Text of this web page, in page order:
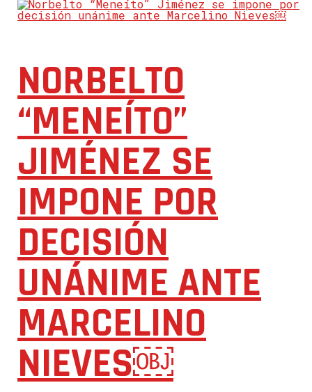
NORBELTO
“MENEÍTO”
JIMÉNEZ SE
IMPONE POR
DECISIÓN
UNÁNIME ANTE
MARCELINO
NIEVES￼